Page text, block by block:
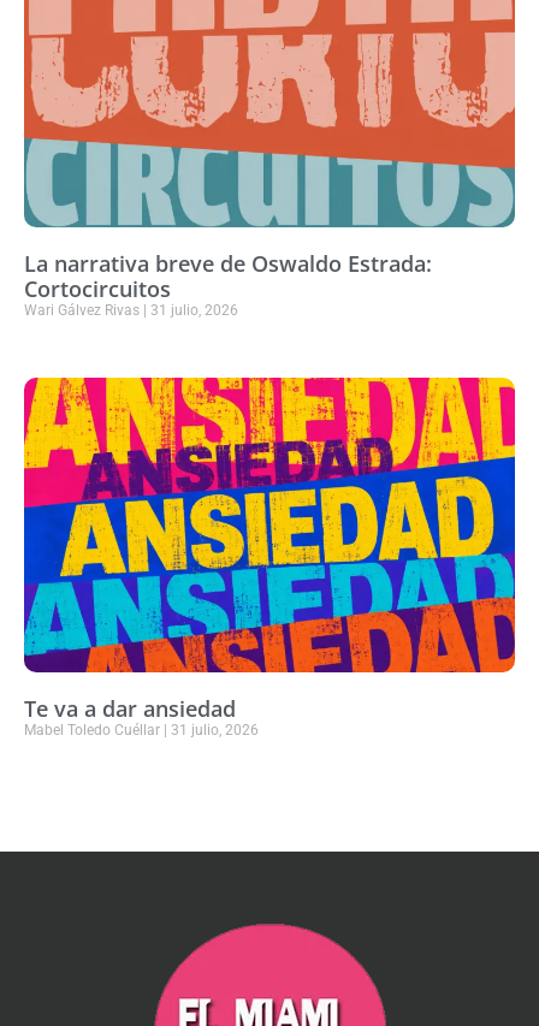
La narrativa breve de Oswaldo Estrada:
Cortocircuitos
Wari Gálvez Rivas 31 julio, 2026
Te va a dar ansiedad
Mabel Toledo Cuéllar 31 julio, 2026